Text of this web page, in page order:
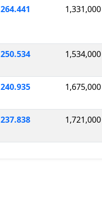
264.441 1,331,000
250.534 1,534,000
240.935 1,675,000
237.838 1,721,000